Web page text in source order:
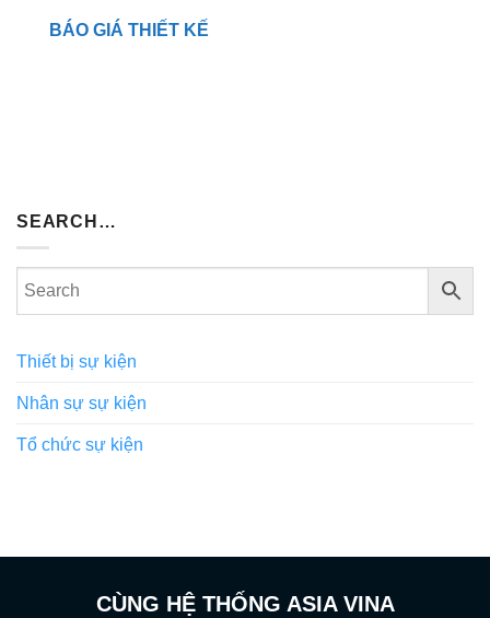
BÁO GIÁ THIẾT KẾ
SEARCH…
Thiết bị sự kiện
Nhân sự sự kiện
Tổ chức sự kiện
CÙNG HỆ THỐNG ASIA VINA